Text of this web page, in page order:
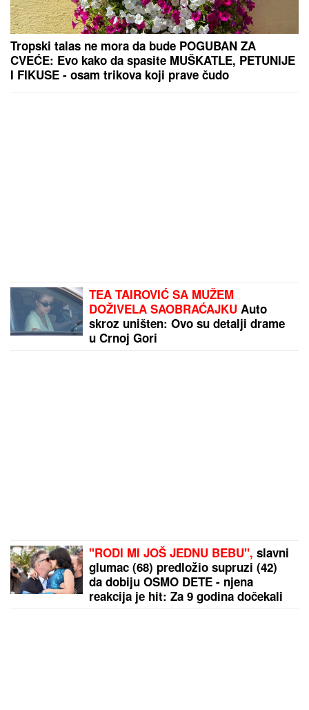
Tropski talas ne mora da bude POGUBAN ZA
CVEĆE: Evo kako da spasite MUŠKATLE, PETUNIJE
I FIKUSE - osam trikova koji prave čudo
TEA TAIROVIĆ SA MUŽEM
DOŽIVELA SAOBRAĆAJKU Auto
skroz uništen: Ovo su detalji drame
u Crnoj Gori
"RODI MI JOŠ JEDNU BEBU", slavni
glumac (68) predložio supruzi (42)
da dobiju OSMO DETE - njena
reakcija je hit: Za 9 godina dočekali